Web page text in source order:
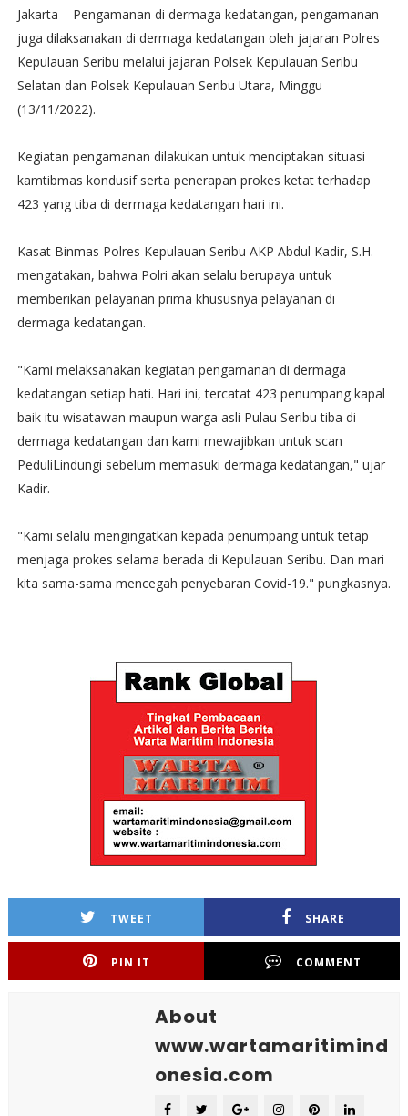
Jakarta – Pengamanan di dermaga kedatangan, pengamanan
juga dilaksanakan di dermaga kedatangan oleh jajaran Polres
Kepulauan Seribu melalui jajaran Polsek Kepulauan Seribu
Selatan dan Polsek Kepulauan Seribu Utara, Minggu
(13/11/2022).
Kegiatan pengamanan dilakukan untuk menciptakan situasi
kamtibmas kondusif serta penerapan prokes ketat terhadap
423 yang tiba di dermaga kedatangan hari ini.
Kasat Binmas Polres Kepulauan Seribu AKP Abdul Kadir, S.H.
mengatakan, bahwa Polri akan selalu berupaya untuk
memberikan pelayanan prima khususnya pelayanan di
dermaga kedatangan.
"Kami melaksanakan kegiatan pengamanan di dermaga
kedatangan setiap hati. Hari ini, tercatat 423 penumpang kapal
baik itu wisatawan maupun warga asli Pulau Seribu tiba di
dermaga kedatangan dan kami mewajibkan untuk scan
PeduliLindungi sebelum memasuki dermaga kedatangan," ujar
Kadir.
"Kami selalu mengingatkan kepada penumpang untuk tetap
menjaga prokes selama berada di Kepulauan Seribu. Dan mari
kita sama-sama mencegah penyebaran Covid-19." pungkasnya.
TWEET SHARE
PIN IT COMMENT
About
www.wartamaritimind
onesia.com